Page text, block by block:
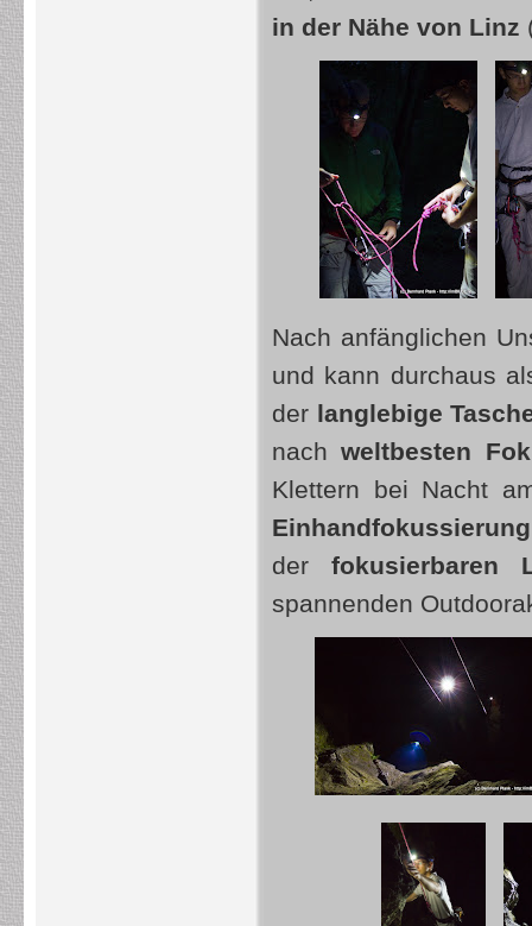
in der Nähe von Linz
Nach anfänglichen
und kann durchaus
der langlebige
nachweltbesten
Klettern bei Nacht
Einhandfokussierung
der fokusierbaren
spannenden